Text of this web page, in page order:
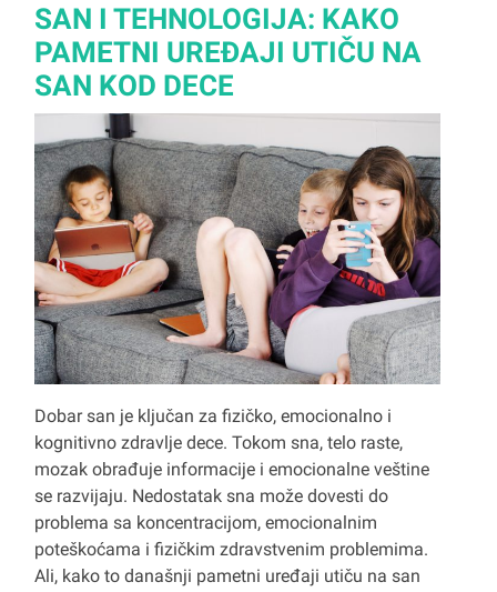
SAN I TEHNOLOGIJA: KAKO
PAMETNI UREĐAJI UTIČU NA
SAN KOD DECE
Dobar san je ključan za fizičko, emocionalno i
kognitivno zdravlje dece. Tokom sna, telo raste,
mozak obrađuje informacije i emocionalne veštine
se razvijaju. Nedostatak sna može dovesti do
problema sa koncentracijom, emocionalnim
poteškoćama i fizičkim zdravstvenim problemima.
Ali, kako to današnji pametni uređaji utiču na san